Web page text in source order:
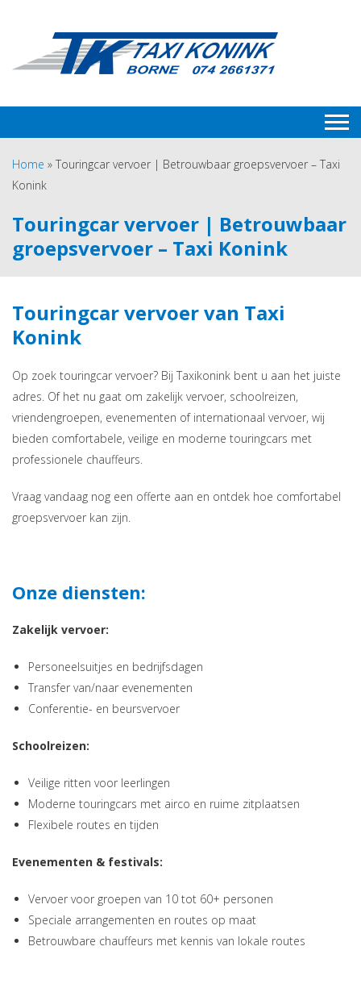
Home » Touringcar vervoer | Betrouwbaar groepsvervoer – Taxi
Konink
Touringcar vervoer | Betrouwbaar
groepsvervoer – Taxi Konink
Touringcar vervoer van Taxi
Konink
Op zoek touringcar vervoer? Bij Taxikonink bent u aan het juiste
adres. Of het nu gaat om zakelijk vervoer, schoolreizen,
vriendengroepen, evenementen of internationaal vervoer, wij
bieden comfortabele, veilige en moderne touringcars met
professionele chauffeurs.
Vraag vandaag nog een offerte aan en ontdek hoe comfortabel
groepsvervoer kan zijn.
Onze diensten:
Zakelijk vervoer:
Personeelsuitjes en bedrijfsdagen
Transfer van/naar evenementen
Conferentie- en beursvervoer
Schoolreizen:
Veilige ritten voor leerlingen
Moderne touringcars met airco en ruime zitplaatsen
Flexibele routes en tijden
Evenementen & festivals:
Vervoer voor groepen van 10 tot 60+ personen
Speciale arrangementen en routes op maat
Betrouwbare chauffeurs met kennis van lokale routes